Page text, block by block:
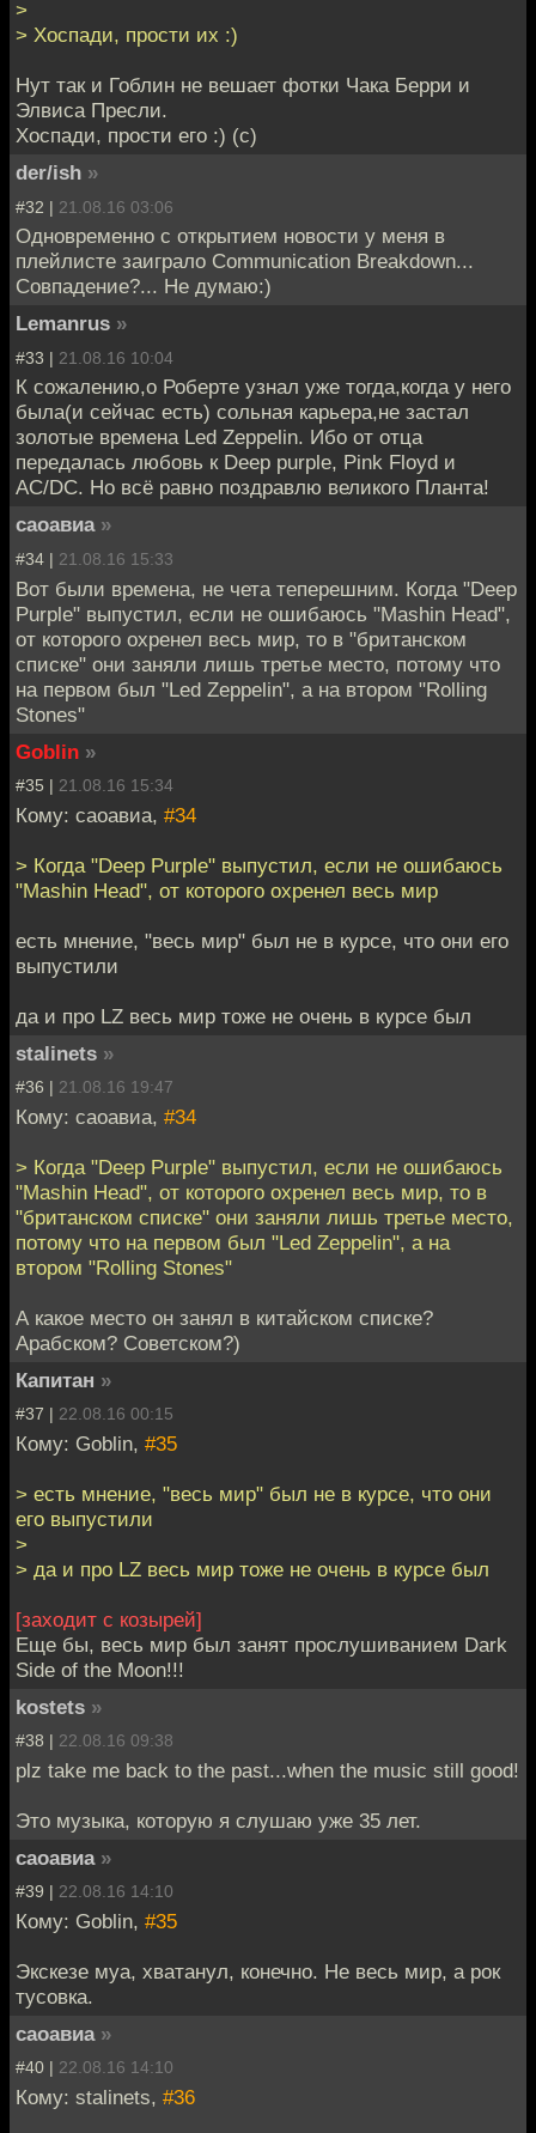
>
> Хоспади, прости их :)
Нут так и Гоблин не вешает фотки Чака Берри и
Элвиса Пресли.
Хоспади, прости его :) (с)
der/ish »
#32 | 21.08.16 03:06
Одновременно с открытием новости у меня в
плейлисте заиграло Communication Breakdown...
Совпадение?... Не думаю:)
Lemanrus »
#33 | 21.08.16 10:04
К сожалению,о Роберте узнал уже тогда,когда у него
была(и сейчас есть) сольная карьера,не застал
золотые времена Led Zeppelin. Ибо от отца
передалась любовь к Deep purple, Pink Floyd и
AC/DC. Но всё равно поздравлю великого Планта!
саоавиа »
#34 | 21.08.16 15:33
Вот были времена, не чета теперешним. Когда "Deep
Purple" выпустил, если не ошибаюсь "Mashin Head",
от которого охренел весь мир, то в "британском
списке" они заняли лишь третье место, потому что
на первом был "Led Zeppelin", а на втором "Rolling
Stones"
Goblin »
#35 | 21.08.16 15:34
Кому: саоавиа, #34
> Когда "Deep Purple" выпустил, если не ошибаюсь
"Mashin Head", от которого охренел весь мир
есть мнение, "весь мир" был не в курсе, что они его
выпустили
да и про LZ весь мир тоже не очень в курсе был
stalinets »
#36 | 21.08.16 19:47
Кому: саоавиа, #34
> Когда "Deep Purple" выпустил, если не ошибаюсь
"Mashin Head", от которого охренел весь мир, то в
"британском списке" они заняли лишь третье место,
потому что на первом был "Led Zeppelin", а на
втором "Rolling Stones"
А какое место он занял в китайском списке?
Арабском? Советском?)
Капитан »
#37 | 22.08.16 00:15
Кому: Goblin, #35
> есть мнение, "весь мир" был не в курсе, что они
его выпустили
>
> да и про LZ весь мир тоже не очень в курсе был
[заходит с козырей]
Еще бы, весь мир был занят прослушиванием Dark
Side of the Moon!!!
kostets »
#38 | 22.08.16 09:38
plz take me back to the past...when the music still good!
Это музыка, которую я слушаю уже 35 лет.
саоавиа »
#39 | 22.08.16 14:10
Кому: Goblin, #35
Экскезе муа, хватанул, конечно. Не весь мир, а рок
тусовка.
саоавиа »
#40 | 22.08.16 14:10
Кому: stalinets, #36